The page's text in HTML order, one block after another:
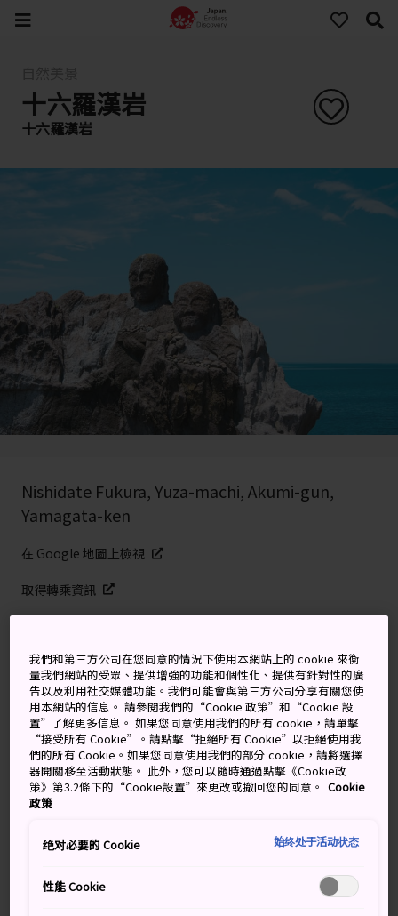
十六羅漢岩
十六羅漢岩
Nishidate Fukura, Yuza-machi, Akumi-gun,
Yamagata-ken
在 Google 地圖上檢視
取得轉乘資訊
關鍵字 地圖
紀念海上罹難者的岩上佛像
在日本海海岸，東北地方最高的火山鳥海山腳下，有著一
個寧靜而神秘的景點，稱為十六羅漢岩。岩石上雕刻著 22
個佛像的臉，寧靜地注視著大海，當中包括了佛陀的臉。
150 年前，吹浦海禪寺一位名叫寬海的主持，為了紀念失
蹤的漁夫和船員，於是提出創作這些雕刻作品的想法，為
出海人員祈求平安後。百多年過去了，這些無聲的守護者
我們和第三方公司在您同意的情況下使用本網站上的 cookie 來衡
量我們網站的受眾、提供增強的功能和個性化、提供有針對性的廣
告以及利用社交媒體功能。我們可能會與第三方公司分享有關您使
用本網站的信息。 請參閱我們的“Cookie 政策”和“Cookie 設
置”了解更多信息。 如果您同意使用我們的所有 cookie，請單擊
“接受所有 Cookie”。請點擊“拒絕所有 Cookie”以拒絕使用我
們的所有 Cookie。如果您同意使用我們的部分 cookie，請將選擇
器開關移至活動狀態。 此外，您可以隨時通過點擊《Cookie政
策》第3.2條下的“Cookie設置”來更改或撤回您的同意。 Cookie
政策
绝对必要的 Cookie 始终处于活动状态
性能 Cookie